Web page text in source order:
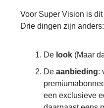
Voor Super Vision is
Drie dingen zijn anders:
De look (Maar
De aanbieding:
een exclusieve